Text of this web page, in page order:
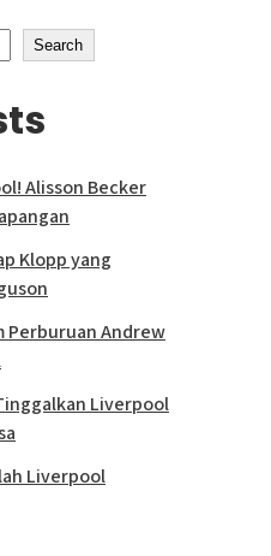
Search
Alisson Becker
Klopp yang
Perburuan Andrew
Liverpool
Liverpool